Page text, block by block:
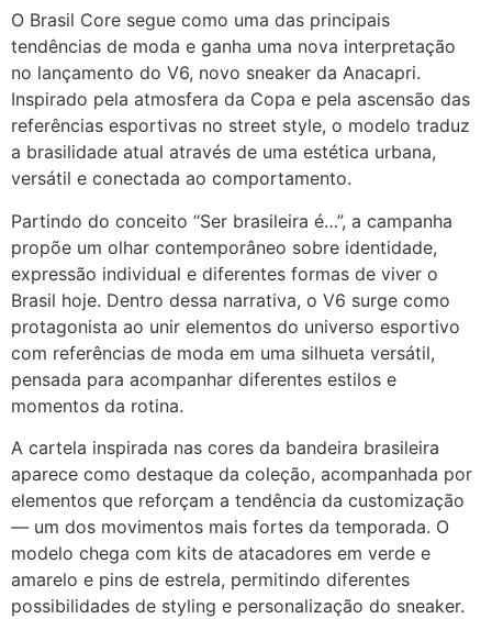
O Brasil Core segue como uma das principais
tendências de moda e ganha uma nova interpretação
no lançamento do V6, novo sneaker da Anacapri.
Inspirado pela atmosfera da Copa e pela ascensão das
referências esportivas no street style, o modelo traduz
a brasilidade atual através de uma estética urbana,
versátil e conectada ao comportamento.
Partindo do conceito “Ser brasileira é…”, a campanha
propõe um olhar contemporâneo sobre identidade,
expressão individual e diferentes formas de viver o
Brasil hoje. Dentro dessa narrativa, o V6 surge como
protagonista ao unir elementos do universo esportivo
com referências de moda em uma silhueta versátil,
pensada para acompanhar diferentes estilos e
momentos da rotina.
A cartela inspirada nas cores da bandeira brasileira
aparece como destaque da coleção, acompanhada por
elementos que reforçam a tendência da customização
— um dos movimentos mais fortes da temporada. O
modelo chega com kits de atacadores em verde e
amarelo e pins de estrela, permitindo diferentes
possibilidades de styling e personalização do sneaker.